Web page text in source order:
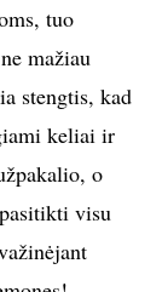
tuo
mažiau
stengtis, kad
keliai ir
o
visu